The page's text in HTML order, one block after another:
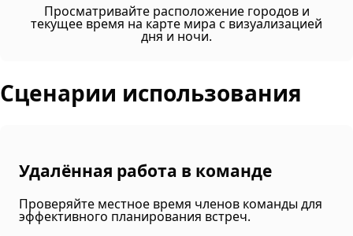
Просматривайте расположение городов и
текущее время на карте мира с визуализацией
дня и ночи.
Сценарии использования
Удалённая работа в команде
Проверяйте местное время членов команды для
эффективного планирования встреч.